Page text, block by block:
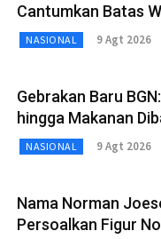
Cantumkan Batas
NASIONAL 9 Agt 2026
Gebrakan Baru
hingga Makanan
NASIONAL 9 Agt 2026
Nama Norman
Persoalkan Figur